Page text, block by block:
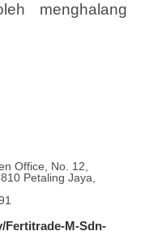
menghalang
Office, No. 12,
Petaling Jaya,
Fertitrade-M-Sdn-